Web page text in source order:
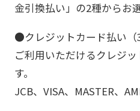
金引換払い」の2種からお
●クレジットカード払い（
ご利用いただけるクレジ
す。
JCB、VISA、MASTER、